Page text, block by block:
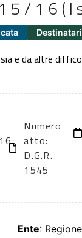
e da altre
Numero
atto:
D.G.R.
1545
Ente: